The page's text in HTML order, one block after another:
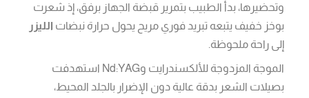
وتحضيرها، بدأ الطبيب بتمرير قبضة الجهاز برفق، إذ شعرت
بوخز خفيف يتبعه تبريد فوري مريح يحول حرارة نبضات الليزر
إلى راحة ملحوظة.
الموجة المزدوجة للألكسندرايت وNd:YAG استهدفت
بصيلات الشعر بدقة عالية دون الإضرار بالجلد المحيط،